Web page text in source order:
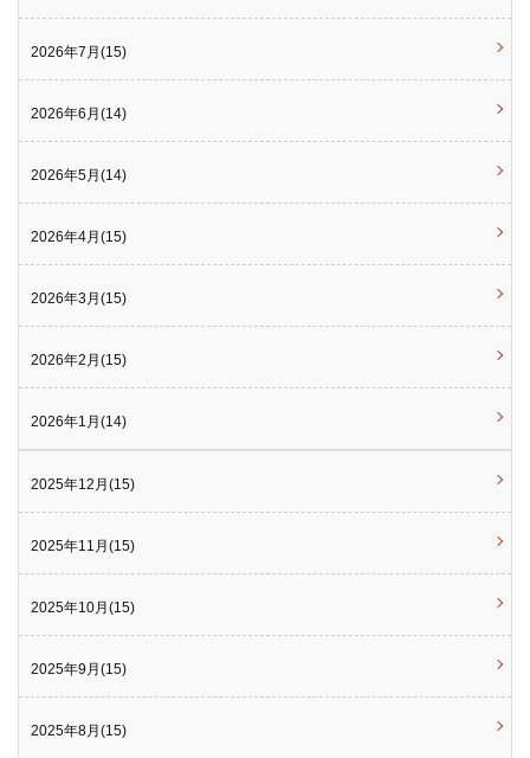
2026年7月(15)
2026年6月(14)
2026年5月(14)
2026年4月(15)
2026年3月(15)
2026年2月(15)
2026年1月(14)
2025年12月(15)
2025年11月(15)
2025年10月(15)
2025年9月(15)
2025年8月(15)